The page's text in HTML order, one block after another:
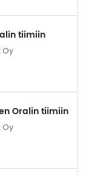
tiimiin
Oy
Oralin tiimiin
Oy